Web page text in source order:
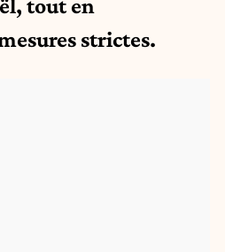
tout en
strictes.